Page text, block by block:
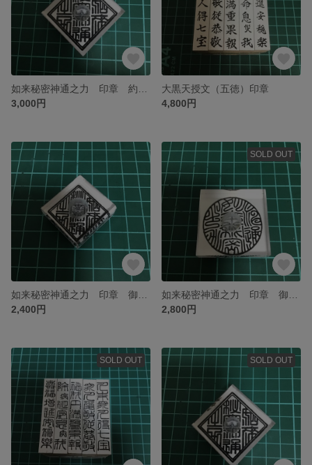
3,000円
大黒天授文（五徳）印章
4,800円
2,400円
SOLD OUT
2,800円
SOLD OUT SOLD OUT